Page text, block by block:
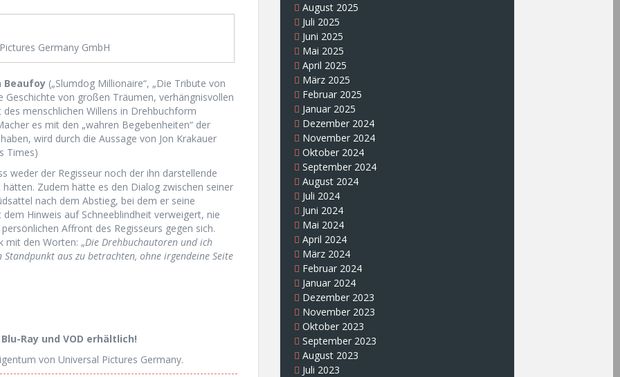
Germany GmbH
Beaufoy („Slumdog Millionaire“, „Die Tribute von
Geschichte von großen Träumen, verhängnisvollen
menschlichen Willens in Drehbuchform
es mit den „wahren Begebenheiten“ der
wird durch die Aussage von Jon Krakauer
Times)
weder der Regisseur noch der ihn darstellende
Zudem hätte es den Dialog zwischen seiner
nach dem Abstieg, bei dem er seine
Hinweis auf Schneeblindheit verweigert, nie
Affront des Regisseurs gegen sich.
mit den Worten: „Die Drehbuchautoren und ich
aus zu betrachten, ohne irgendeine Seite
Ray und VOD erhältlich!
von Universal Pictures Germany.
August 2025
Juli 2025
Juni 2025
Mai 2025
April 2025
März 2025
Februar 2025
Januar 2025
Dezember 2024
November 2024
Oktober 2024
September 2024
August 2024
Juli 2024
Juni 2024
Mai 2024
April 2024
März 2024
Februar 2024
Januar 2024
Dezember 2023
November 2023
Oktober 2023
September 2023
August 2023
Juli 2023